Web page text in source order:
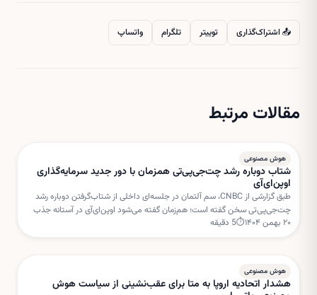
📤 اشتراک‌گذاری توییتر تلگرام واتساپ
مقالات مرتبط
هوش مصنوعی
شتاب دوباره رشد چت‌جی‌پی‌تی همزمان با دور جدید سرمایه‌گذاری
اوپن‌ای‌آی
طبق گزارشی از CNBC، سم آلتمان در جلسه‌ای داخلی از شتاب‌گرفتن دوباره رشد
چت‌جی‌پی‌تی سخن گفته است؛ هم‌زمان گفته می‌شود اوپن‌ای‌آی در آستانه جذب
دور جدیدی از سرمایه‌گذاری با ارزش‌گذاری بسیار بالا است.
۲۰ بهمن ۱۴۰۴ ⏱
5 دقیقه
هوش مصنوعی
هشدار اتحادیه اروپا به متا برای عقب‌نشینی از سیاست هوش